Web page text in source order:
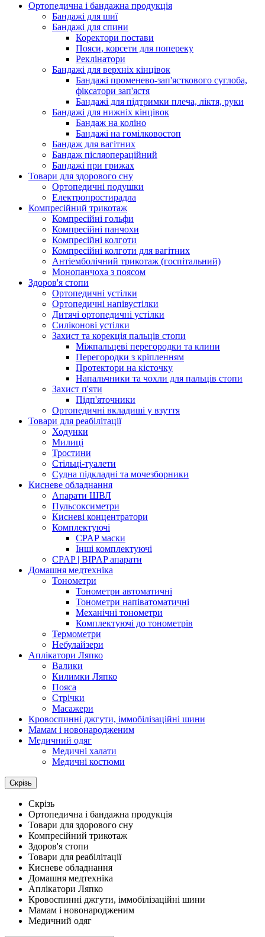
Ортопедична і бандажна продукція
Бандажі для шиї
Бандажі для спини
Коректори постави
Пояси, корсети для попереку
Реклінатори
Бандажі для верхніх кінцівок
Бандажі променево-зап'ясткового суглоба,
фіксатори зап'ястя
Бандажі для підтримки плеча, ліктя, руки
Бандажі для нижніх кінцівок
Бандаж на коліно
Бандажі на гомілковостоп
Бандаж для вагітних
Бандаж післяопераційний
Бандажі при грижах
Товари для здорового сну
Ортопедичні подушки
Електропростирадла
Компресійний трикотаж
Компресійні гольфи
Компресійні панчохи
Компресійні колготи
Компресійні колготи для вагітних
Антіемболічний трикотаж (госпітальний)
Монопанчоха з поясом
Здоров'я стопи
Ортопедичні устілки
Ортопедичні напівустілки
Дитячі ортопедичні устілки
Силіконові устілки
Захист та корекція пальців стопи
Міжпальцеві перегородки та клини
Перегородки з кріпленням
Протектори на кісточку
Напальчники та чохли для пальців стопи
Захист п'яти
Підп'яточники
Ортопедичні вкладиші у взуття
Товари для реабілітації
Ходунки
Милиці
Тростини
Стільці-туалети
Судна підкладні та мочезборники
Кисневе обладнання
Апарати ШВЛ
Пульсоксиметри
Кисневі концентратори
Комплектуючі
CPAP маски
Інші комплектуючі
CPAP | BIPAP апарати
Домашня медтехніка
Тонометри
Тонометри автоматичні
Тонометри напіватоматичні
Механічні тонометри
Комплектуючі до тонометрів
Термометри
Небулайзери
Аплікатори Ляпко
Валики
Килимки Ляпко
Пояса
Стрічки
Масажери
Кровоспинні джгути, іммобілізаційні шини
Мамам і новонародженим
Медичний одяг
Медичні халати
Медичні костюми
Скрізь
Скрізь
Ортопедична і бандажна продукція
Товари для здорового сну
Компресійний трикотаж
Здоров'я стопи
Товари для реабілітації
Кисневе обладнання
Домашня медтехніка
Аплікатори Ляпко
Кровоспинні джгути, іммобілізаційні шини
Мамам і новонародженим
Медичний одяг